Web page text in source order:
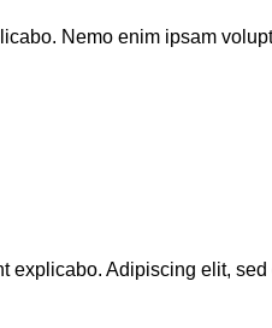
Nemo enim ipsam
Adipiscing elit,